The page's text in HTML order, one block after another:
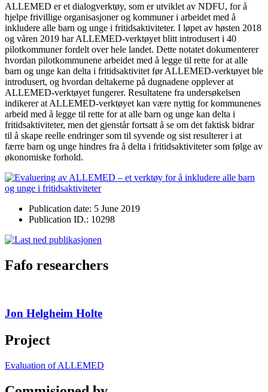
ALLEMED er et dialogverktøy, som er utviklet av NDFU, for å
hjelpe frivillige organisasjoner og kommuner i arbeidet med å
inkludere alle barn og unge i fritidsaktiviteter. I løpet av høsten 2018
og våren 2019 har ALLEMED-verktøyet blitt introdusert i 40
pilotkommuner fordelt over hele landet. Dette notatet dokumenterer
hvordan pilotkommunene arbeidet med å legge til rette for at alle
barn og unge kan delta i fritidsaktivitet før ALLEMED-verktøyet ble
introdusert, og hvordan deltakerne på dugnadene opplever at
ALLEMED-verktøyet fungerer. Resultatene fra undersøkelsen
indikerer at ALLEMED-verktøyet kan være nyttig for kommunenes
arbeid med å legge til rette for at alle barn og unge kan delta i
fritidsaktiviteter, men det gjenstår fortsatt å se om det faktisk bidrar
til å skape reelle endringer som til syvende og sist resulterer i at
færre barn og unge hindres fra å delta i fritidsaktiviteter som følge av
økonomiske forhold.
Publication date: 5 June 2019
Publication ID.: 10298
Fafo researchers
Jon Helgheim Holte
Project
Evaluation of ALLEMED